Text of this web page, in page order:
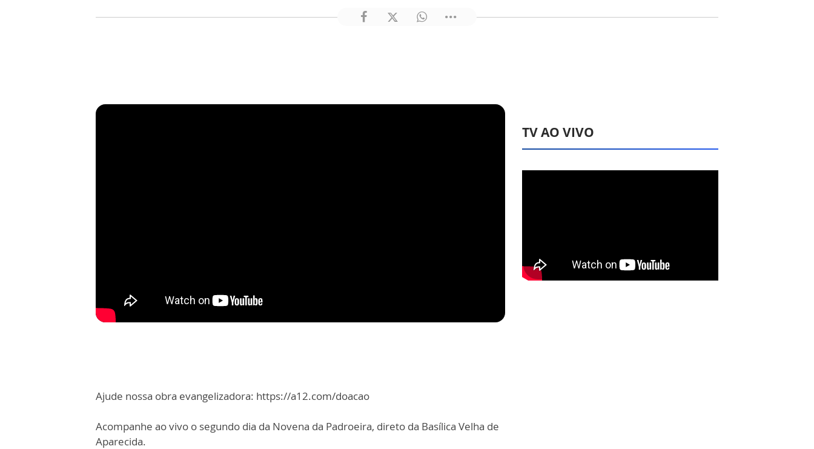
Ajude nossa obra evangelizadora: https://a12.com/doacao
Acompanhe ao vivo o segundo dia da Novena da Padroeira, direto da Basílica Velha de
Aparecida.
TV AO VIVO